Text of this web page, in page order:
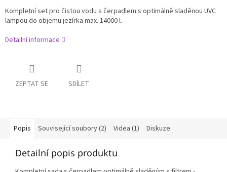
Kompletní set pro čistou vodu s čerpadlem s optimálně sladěnou UVC
lampou do objemu jezírka max. 14000 l.
Detailní informace
ZEPTAT SE SDÍLET
Popis Související soubory (2) Videa (1) Diskuze
Detailní popis produktu